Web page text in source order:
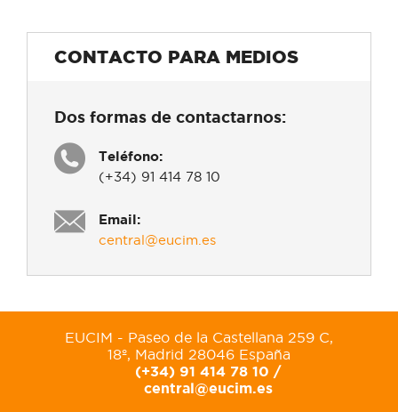
CONTACTO PARA MEDIOS
Dos formas de contactarnos:
Teléfono:
(+34) 91 414 78 10
Email:
central@eucim.es
EUCIM - Paseo de la Castellana 259 C,
18º, Madrid 28046 España
(+34) 91 414 78 10 /
central@eucim.es